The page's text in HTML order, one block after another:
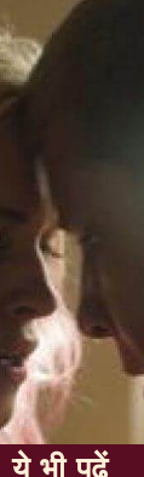
ये भी पढ़ें